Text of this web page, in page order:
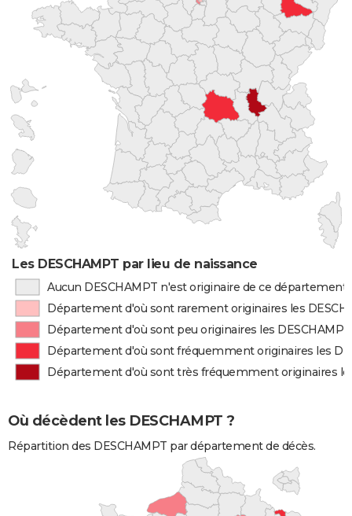
Les DESCHAMPT par lieu de naissance
Aucun DESCHAMPT n'est originaire de ce département
Département d'où sont rarement originaires les
Département d'où sont peu originaires les DESCHAMPT
Département d'où sont fréquemment originaires les
Département d'où sont très fréquemment originaires
Où décèdent les DESCHAMPT ?
Répartition des DESCHAMPT par département de décès.